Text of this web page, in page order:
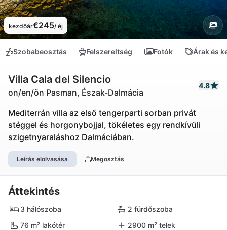
kezdőár€245/ éj
Szobabeosztás Felszereltség Fotók Árak és
Villa Cala del Silencio
on/en/ön Pasman, Észak-Dalmácia
4.8
Mediterrán villa az első tengerparti sorban privát
stéggel és horgonybojjal, tökéletes egy rendkívüli
szigetnyaraláshoz Dalmáciában.
Leírás elolvasása Megosztás
Áttekintés
3 hálószoba
2 fürdőszoba
76 m² lakótér
2900 m² telek